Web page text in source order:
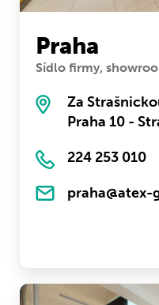
Praha
Sídlo firmy,
Za
Praha 10 -
224 253 010
praha@atex-